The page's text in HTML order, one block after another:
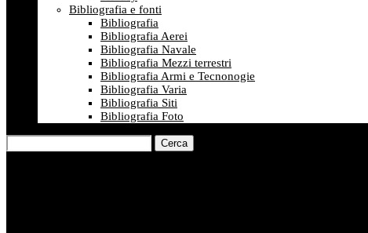
Bibliografia e fonti
Bibliografia
Bibliografia Aerei
Bibliografia Navale
Bibliografia Mezzi terrestri
Bibliografia Armi e Tecnonogie
Bibliografia Varia
Bibliografia Siti
Bibliografia Foto
Cerca